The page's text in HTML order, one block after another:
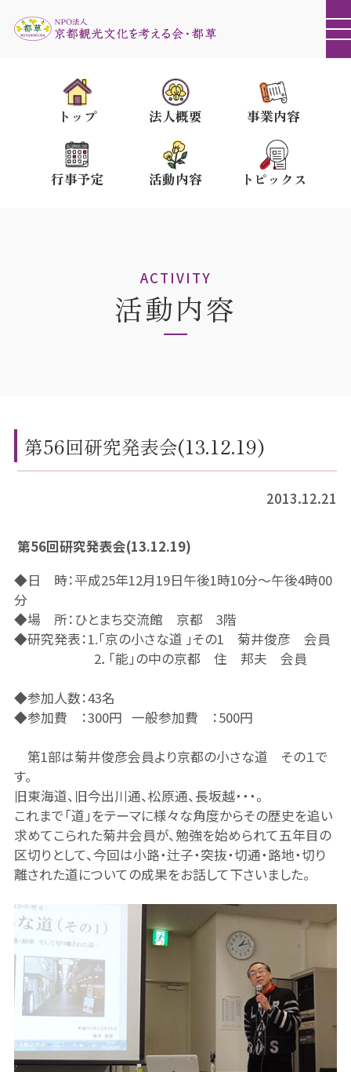
トップ 法人概要 事業内容
行事予定 活動内容 トピックス
ACTIVITY
活動内容
第56回研究発表会(13.12.19)
2013.12.21
第56回研究発表会(13.12.19)
◆日 時：平成25年12月19日午後1時10分～午後4時00
分
◆場 所：ひとまち交流館 京都 3階
◆研究発表：1.「京の小さな道 」その1 菊井俊彦 会員
2．「能」の中の京都 住 邦夫 会員
◆参加人数：43名
◆参加費 ：300円 一般参加費 ：500円
第1部は菊井俊彦会員より京都の小さな道 その１で
す。
旧東海道、旧今出川通、松原通、長坂越・・・。
これまで「道」をテーマに様々な角度からその歴史を追い
求めてこられた菊井会員が、勉強を始められて五年目の
区切りとして、今回は小路・辻子・突抜・切通・路地・切り
離された道についての成果をお話して下さいました。